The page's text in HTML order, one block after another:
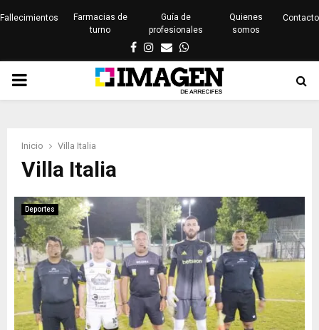
Fallecimientos
Farmacias de
turno
Guía de
profesionales
Quienes
somos
Contacto
Facebook
Instagram
EmailWhatsapp
PRIMARY
Inicio Villa Italia
Villa Italia
Deportes